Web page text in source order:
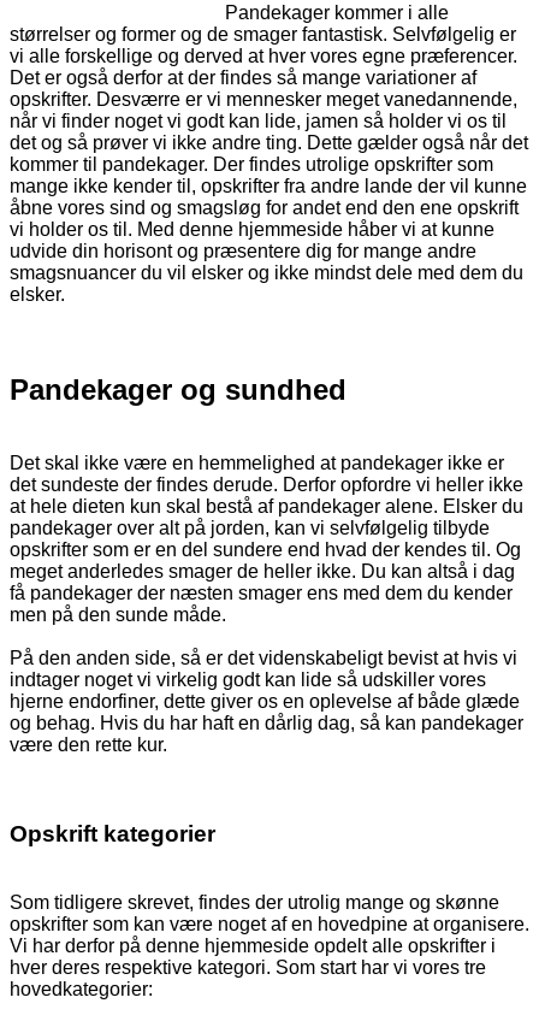
Pandekager kommer i alle
størrelser og former og de smager fantastisk. Selvfølgelig er
vi alle forskellige og derved at hver vores egne præferencer.
Det er også derfor at der findes så mange variationer af
opskrifter. Desværre er vi mennesker meget vanedannende,
når vi finder noget vi godt kan lide, jamen så holder vi os til
det og så prøver vi ikke andre ting. Dette gælder også når det
kommer til pandekager. Der findes utrolige opskrifter som
mange ikke kender til, opskrifter fra andre lande der vil kunne
åbne vores sind og smagsløg for andet end den ene opskrift
vi holder os til. Med denne hjemmeside håber vi at kunne
udvide din horisont og præsentere dig for mange andre
smagsnuancer du vil elsker og ikke mindst dele med dem du
elsker.
Pandekager og sundhed
Det skal ikke være en hemmelighed at pandekager ikke er
det sundeste der findes derude. Derfor opfordre vi heller ikke
at hele dieten kun skal bestå af pandekager alene. Elsker du
pandekager over alt på jorden, kan vi selvfølgelig tilbyde
opskrifter som er en del sundere end hvad der kendes til. Og
meget anderledes smager de heller ikke. Du kan altså i dag
få pandekager der næsten smager ens med dem du kender
men på den sunde måde.
På den anden side, så er det videnskabeligt bevist at hvis vi
indtager noget vi virkelig godt kan lide så udskiller vores
hjerne endorfiner, dette giver os en oplevelse af både glæde
og behag. Hvis du har haft en dårlig dag, så kan pandekager
være den rette kur.
Opskrift kategorier
Som tidligere skrevet, findes der utrolig mange og skønne
opskrifter som kan være noget af en hovedpine at organisere.
Vi har derfor på denne hjemmeside opdelt alle opskrifter i
hver deres respektive kategori. Som start har vi vores tre
hovedkategorier: